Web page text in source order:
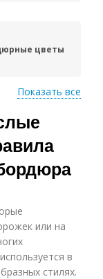
цветы
цветы
Показать все
или на
в
стилях.